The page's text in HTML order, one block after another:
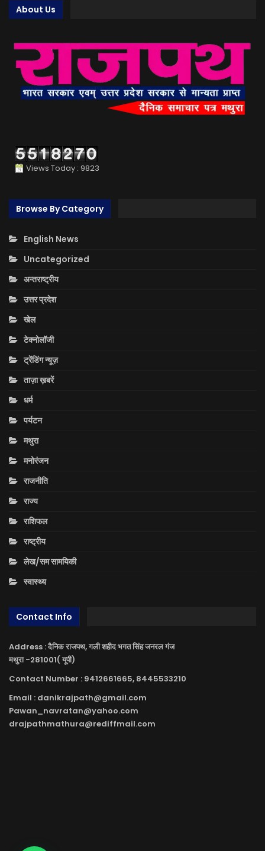
About Us
Views Today : 9823
Browse By Category
English News
Uncategorized
अन्तराष्ट्रीय
उत्तर प्रदेश
खेल
टेक्नोलॉजी
ट्रेंडिंग न्यूज़
ताज़ा ख़बरें
धर्म
पर्यटन
मथुरा
मनोरंजन
राजनीति
राज्य
राशिफल
राष्ट्रीय
लेख/सम सामयिकी
स्वास्थ्य
Contact Info
Address : दैनिक राजपथ, गली शहीद भगत सिंह जनरल गंज
मथुरा -281001( यूपी)
Contact Number : 9412661665, 8445533210
Email : danikrajpath@gmail.com
Pawan_navratan@yahoo.com
drajpathmathura@rediffmail.com